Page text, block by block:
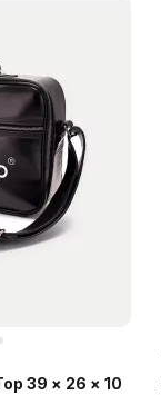
39 × 26 × 10